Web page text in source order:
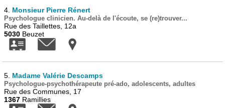
4. Monsieur Pierre Rénert
Psychologue clinicien. Au-delà de l'écoute, se (re)trouver...
Rue des Taillettes, 12a
5030 Beuzet
5. Madame Valérie Descamps
Psychologue-psychothérapeute pré-ado, adolescents, adultes
Rue des Communes, 17
1367 Ramillies